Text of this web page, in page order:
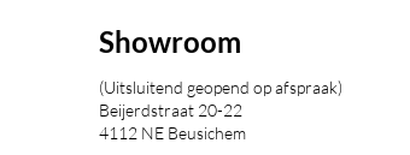
Showroom
(Uitsluitend geopend op afspraak)
Beijerdstraat 20-22
4112 NE Beusichem